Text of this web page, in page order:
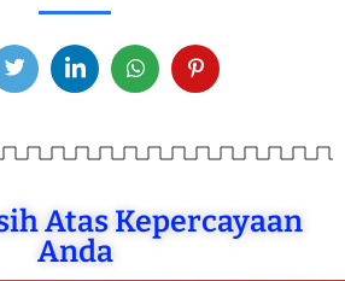
Atas Kepercayaan
Anda